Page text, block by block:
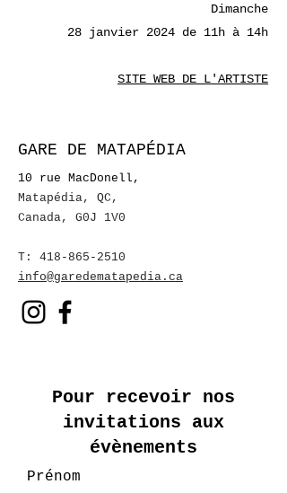
Dimanche
28 janvier 2024 de 11h à 14h
SITE WEB DE L'ARTISTE
GARE DE MATAPÉDIA
10 rue MacDonell,
Matapédia, QC ,
Canada, G0J 1V0
T: 418-865-2510
info@garedematapedia.ca
Pour recevoir nos
invitations aux
évènements
Prénom